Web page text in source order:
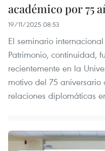
académico por 75
19/11/2025 08:53
El seminario
Patrimonio, continuidad,
recientemente en la
motivo del 75
relaciones diplomáticas